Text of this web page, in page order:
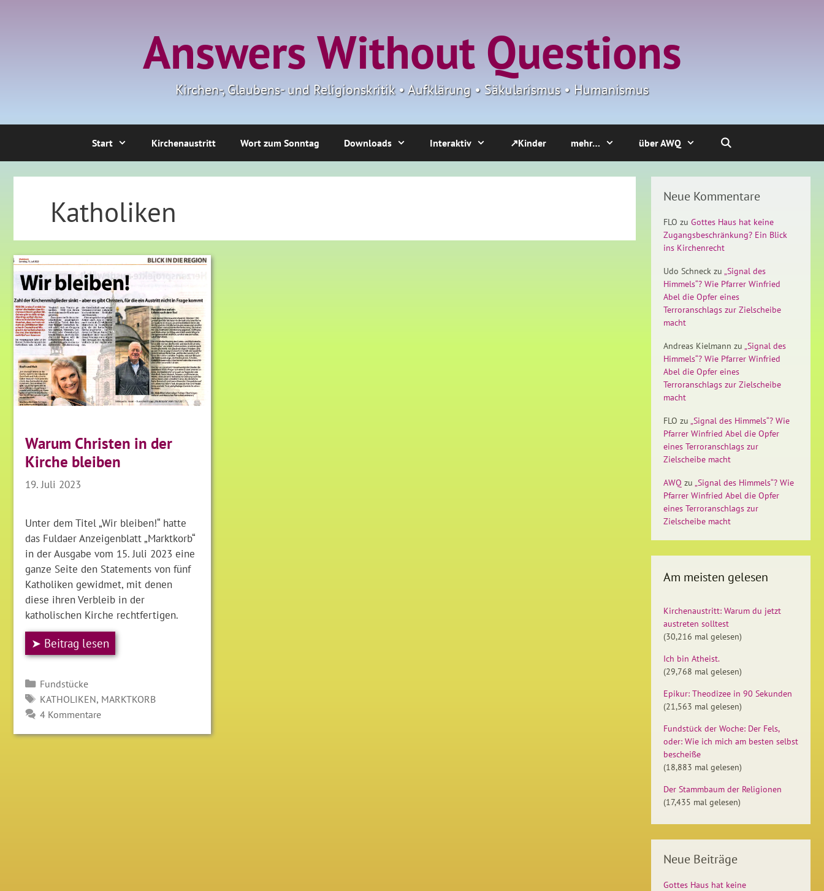
Answers Without Questions
Kirchen-, Glaubens- und Religionskritik • Aufklärung • Säkularismus • Humanismus
Start Kirchenaustritt Wort zum Sonntag Downloads Interaktiv ↗Kinder mehr… über AWQ
Katholiken
Warum Christen in der
Kirche bleiben
19. Juli 2023
Unter dem Titel „Wir bleiben!“ hatte
das Fuldaer Anzeigenblatt „Marktkorb“
in der Ausgabe vom 15. Juli 2023 eine
ganze Seite den Statements von fünf
Katholiken gewidmet, mit denen
diese ihren Verbleib in der
katholischen Kirche rechtfertigen.
➤ Beitrag lesen
Kategorien
Fundstücke
SCHLAGWÖRTER
KATHOLIKEN, MARKTKORB
4 Kommentare
Neue Kommentare
FLO zu Gottes Haus hat keine
Zugangsbeschränkung? Ein Blick
ins Kirchenrecht
Udo Schneck zu „Signal des
Himmels“? Wie Pfarrer Winfried
Abel die Opfer eines
Terroranschlags zur Zielscheibe
macht
Andreas Kielmann zu „Signal des
Himmels“? Wie Pfarrer Winfried
Abel die Opfer eines
Terroranschlags zur Zielscheibe
macht
FLO zu „Signal des Himmels“? Wie
Pfarrer Winfried Abel die Opfer
eines Terroranschlags zur
Zielscheibe macht
AWQ zu „Signal des Himmels“? Wie
Pfarrer Winfried Abel die Opfer
eines Terroranschlags zur
Zielscheibe macht
Am meisten gelesen
Kirchenaustritt: Warum du jetzt
austreten solltest
(30,216 mal gelesen)
Ich bin Atheist.
(29,768 mal gelesen)
Epikur: Theodizee in 90 Sekunden
(21,563 mal gelesen)
Fundstück der Woche: Der Fels,
oder: Wie ich mich am besten selbst
bescheiße
(18,883 mal gelesen)
Der Stammbaum der Religionen
(17,435 mal gelesen)
Neue Beiträge
Gottes Haus hat keine